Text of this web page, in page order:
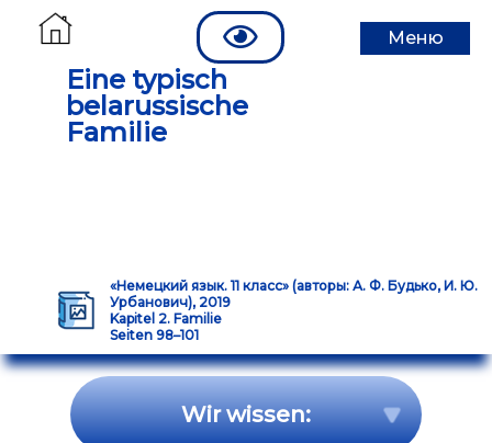
Eine typisch
belarussische
Familie
Меню
«Немецкий язык. 11 класс» (авторы: А. Ф. Будько, И. Ю.
Урбанович), 2019
Kapitel 2. Familie
Seiten 98–101
Wir wissen: